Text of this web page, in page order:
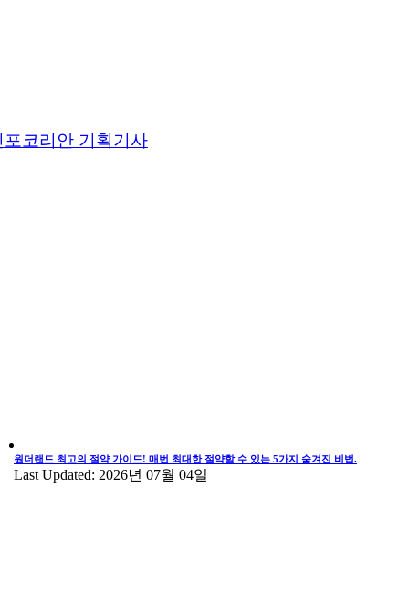
포코리안 기획기사
원더랜드 최고의 절약 가이드! 매번 최대한 절약할 수 있는 5가지 숨겨진 비법.
Last Updated: 2026년 07월 04일